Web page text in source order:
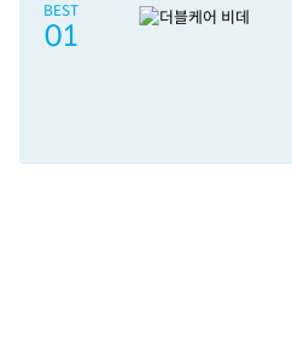
BEST
01